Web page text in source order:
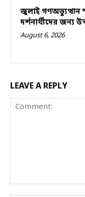
জুলাই গণঅভ্যুত্থান
দর্শনার্থীদের জন্য
August 6, 2026
LEAVE A REPLY